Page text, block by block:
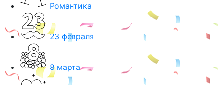
Романтика
23 февраля
8 марта